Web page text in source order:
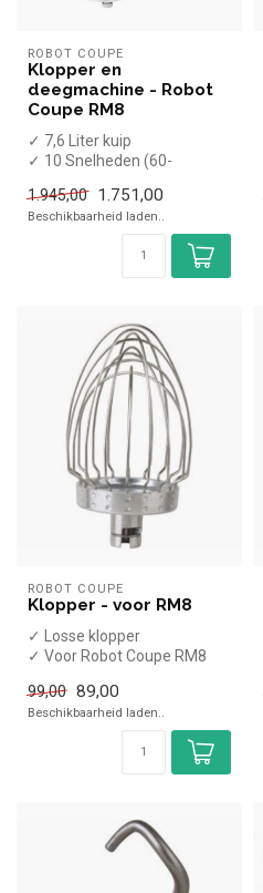
ROBOT COUPE
Klopper en
deegmachine - Robot
Coupe RM8
✓ 7,6 Liter kuip
✓ 10 Snelheden (60-
✓ Inclusief klopper, palet en
spir...
1.945,00 1.751,00
Beschikbaarheid laden..
ROBOT COUPE
Klopper - voor RM8
✓ Losse klopper
✓ Voor Robot Coupe RM8
99,00 89,00
Beschikbaarheid laden..